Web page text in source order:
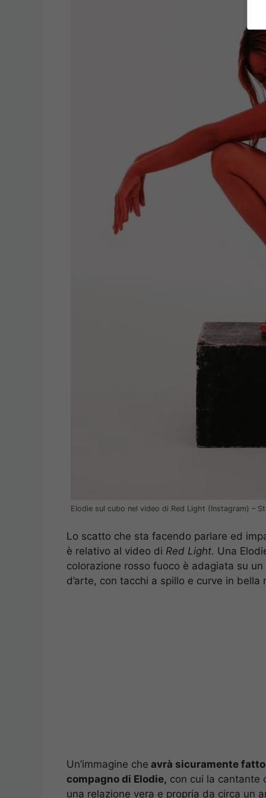
Elodie sul cubo nel video di Red Light (Instagram) –
Lo scatto che sta facendo parlare ed
è relativo al video di Red Light. Una
colorazione rosso fuoco è adagiata su
d’arte, con tacchi a spillo e curve in bella
Un’immagine che avrà sicuramente
compagno di Elodie, con cui la cantante
una relazione vera e propria da circa un